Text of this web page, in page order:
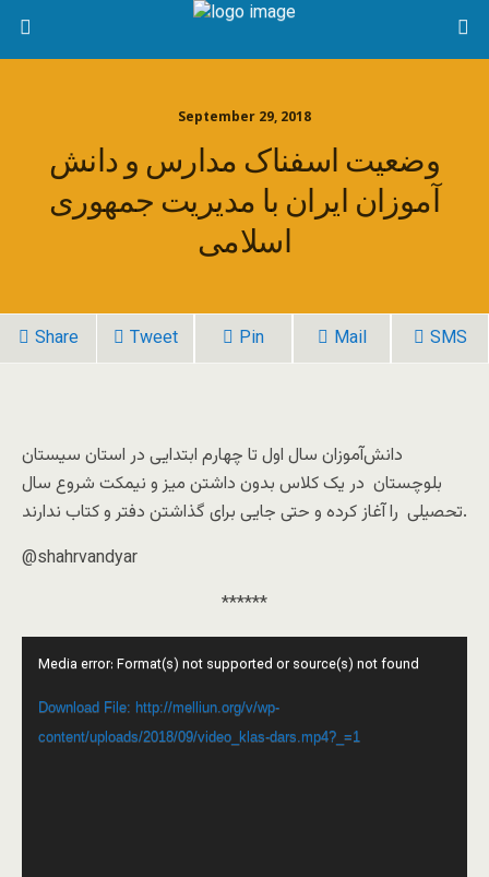
September 29, 2018
وضعیت اسفناک مدارس و دانش
آموزان ایران با مدیریت جمهوری
اسلامی
Share Tweet Pin Mail SMS
دانش‌آموزان سال اول تا چهارم ابتدایی در استان سیستان
بلوچستان ⁩ در یک کلاس بدون داشتن میز و نیمکت شروع سال
تحصیلی ⁩ را آغاز کرده و حتی جایی برای گذاشتن دفتر و کتاب ندارند.
@shahrvandyar
******
Media error: Format(s) not supported or source(s) not found
Download File: http://melliun.org/v/wp-
content/uploads/2018/09/video_klas-dars.mp4?_=1